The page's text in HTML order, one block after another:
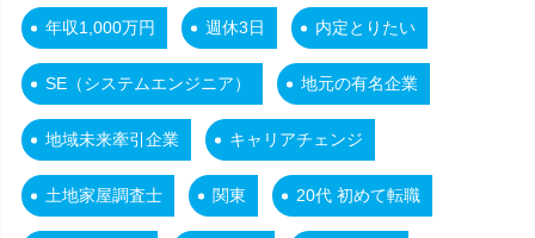
年収1,000万円 週休3日 内定とりたい
SE（システムエンジニア） 地元の有名企業
地域未来牽引企業 キャリアチェンジ
土地家屋調査士 関東 20代 初めて転職